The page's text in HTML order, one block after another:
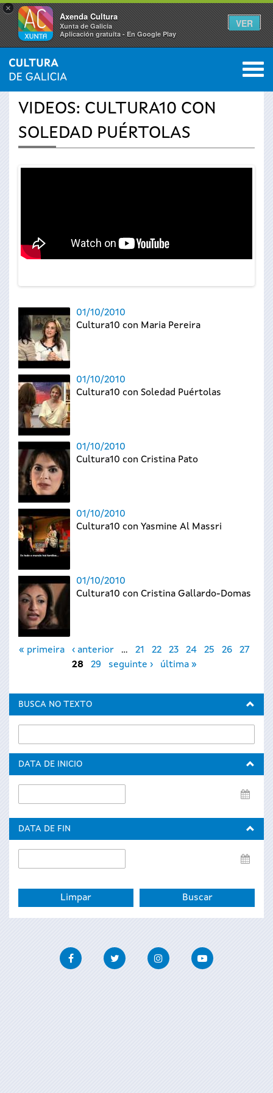
×
Axenda Cultura
Xunta de Galicia
Aplicación gratuíta - En Google Play
VER
Vostede
aquí
INICIO › ACTUALIDADE 0
VIDEOS: CULTURA10 CON
SOLEDAD PUÉRTOLAS
01/10/2010
Cultura10 con Maria Pereira
01/10/2010
Cultura10 con Soledad Puértolas
01/10/2010
Cultura10 con Cristina Pato
01/10/2010
Cultura10 con Yasmine Al Massri
01/10/2010
Cultura10 con Cristina Gallardo-Domas
Páxinas
« primeira ‹ anterior … 21 22 23 24 25 26
27
28
29 seguinte › última »
BUSCA NO TEXTO
DATA DE INICIO
de
DATA DE FIN
de
FacebookTwitter InstagramYoutube